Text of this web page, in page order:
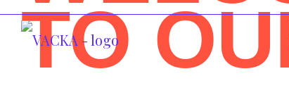
TO